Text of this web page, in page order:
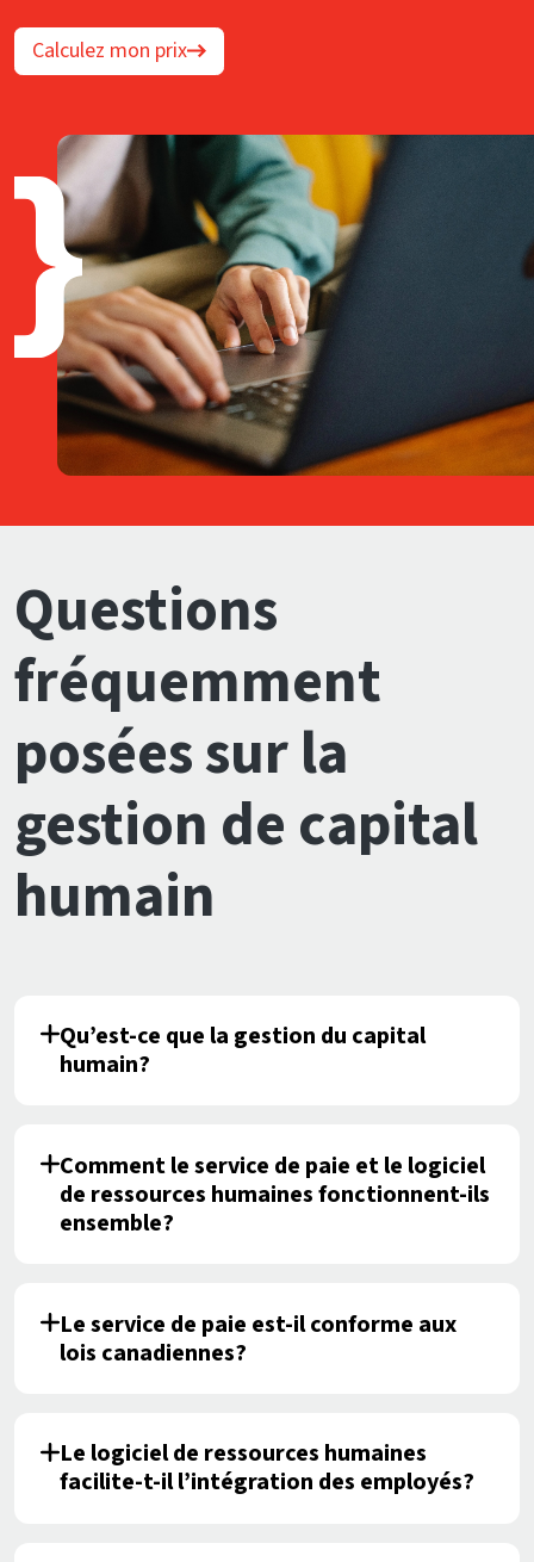
Calculez mon prix
Questions
fréquemment
posées sur la
gestion de capital
humain
Qu’est-ce que la gestion du capital
humain?
Comment le service de paie et le logiciel
de ressources humaines fonctionnent-ils
ensemble?
Le service de paie est-il conforme aux
lois canadiennes?
Le logiciel de ressources humaines
facilite-t-il l’intégration des employés?